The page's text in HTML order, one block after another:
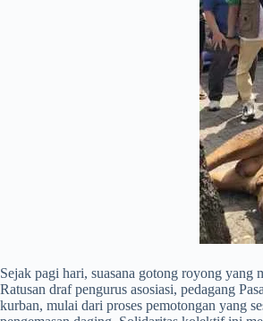
​Sejak pagi hari, suasana gotong royong yang
Ratusan draf pengurus asosiasi, pedagang
kurban, mulai dari proses pemotongan yang